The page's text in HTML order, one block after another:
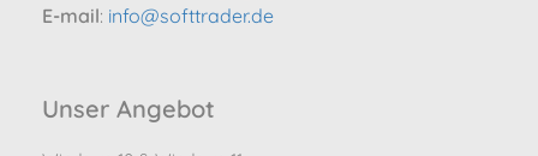
E-mail: info@softtrader.de
Unser Angebot